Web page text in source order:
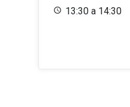
13:30 a 14:30